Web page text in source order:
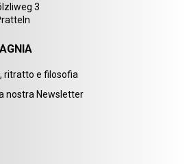
3
ritratto e filosofia
nostra Newsletter